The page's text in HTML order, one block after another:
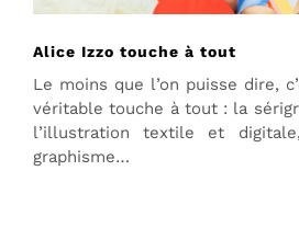
Alice Izzo touche à tout
Le moins que l’on puisse dire,
véritable touche à tout : la
l’illustration textile et
graphisme…